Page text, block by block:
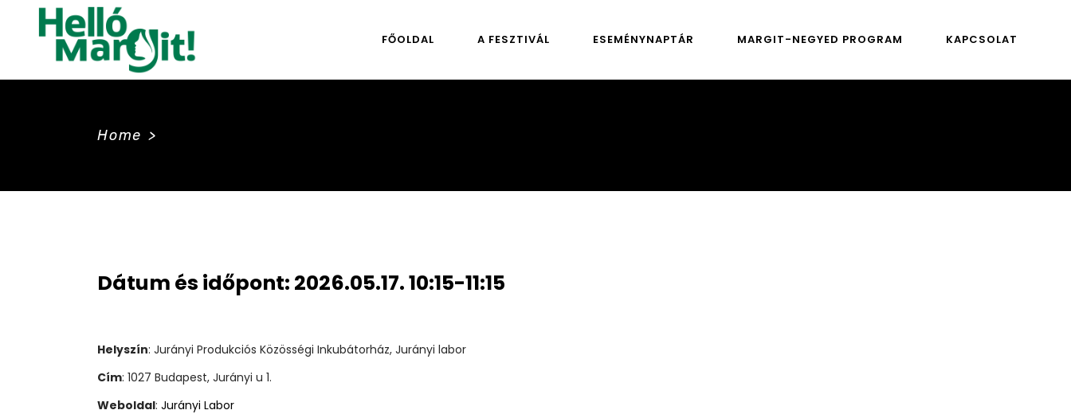
FŐOLDAL A FESZTIVÁL ESEMÉNYNAPTÁR MARGIT-NEGYED PROGRAM KAPCSOLAT
Home >
Dátum és időpont: 2026.05.17. 10:15-11:15
Helyszín: Jurányi Produkciós Közösségi Inkubátorház, Jurányi labor
Cím: 1027 Budapest, Jurányi u 1.
Weboldal: Jurányi Labor